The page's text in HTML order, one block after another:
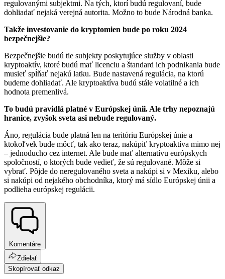
regulovanými subjektmi. Na tých, ktorí budú regulovaní, bude
dohliadať nejaká verejná autorita. Možno to bude Národná banka.
Takže investovanie do kryptomien bude po roku 2024
bezpečnejšie?
Bezpečnejšie budú tie subjekty poskytujúce služby v oblasti
kryptoaktív, ktoré budú mať licenciu a štandard ich podnikania bude
musieť spĺňať nejakú latku. Bude nastavená regulácia, na ktorú
budeme dohliadať. Ale kryptoaktíva budú stále volatilné a ich
hodnota premenlivá.
To budú pravidlá platné v Európskej únii. Ale trhy nepoznajú
hranice, zvyšok sveta asi nebude regulovaný.
Áno, regulácia bude platná len na teritóriu Európskej únie a
ktokoľvek bude môcť, tak ako teraz, nakúpiť kryptoaktíva mimo nej
– jednoducho cez internet. Ale bude mať alternatívu európskych
spoločností, o ktorých bude vedieť, že sú regulované. Môže si
vybrať. Pôjde do neregulovaného sveta a nakúpi si v Mexiku, alebo
si nakúpi od nejakého obchodníka, ktorý má sídlo Európskej únii a
podlieha európskej regulácii.
Komentáre
Zdielať
Skopírovať odkaz